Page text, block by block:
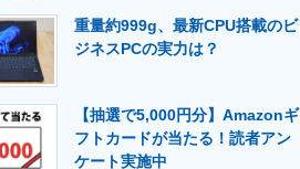
支援
ア 建設×テクノロジーの最前線
重量約999g、最新CPU搭載のビ
ジネスPCの実力は？
【抽選で5,000円分】Amazonギ
フトカードが当たる！読者アン
ケート実施中